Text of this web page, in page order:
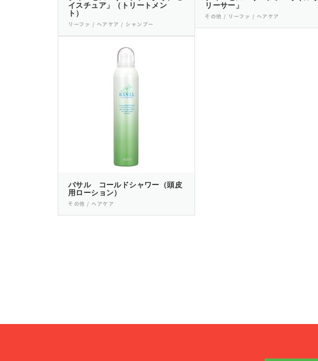
イスチュア」（トリートメン
ト）
リーファ / ヘアケア / シャンプー
リーサー」
その他 / リーファ / ヘアケア
バサル コールドシャワー（頭皮
用ローション）
その他 / ヘアケア